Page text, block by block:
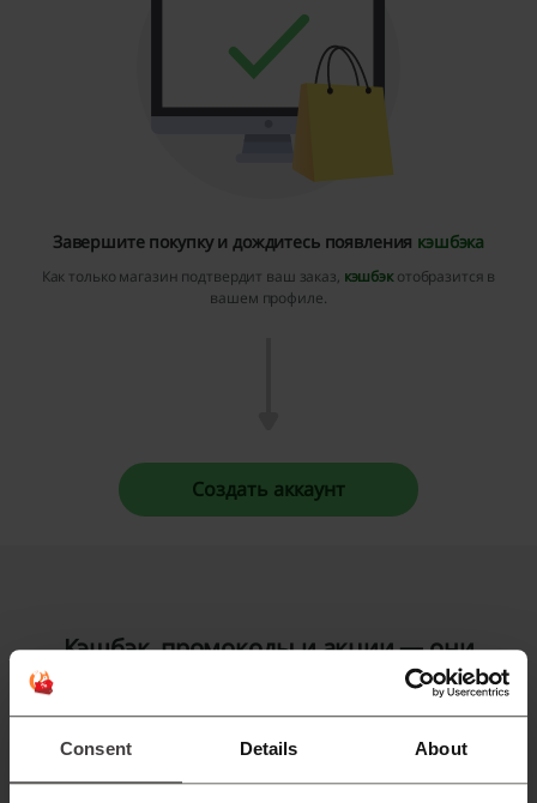
Consent Details About
Завершите покупку и дождитесь появления кэшбэка
Как только магазин подтвердит ваш заказ, кэшбэкотобразится в
вашем профиле.
Создать аккаунт
Кэшбэк, промокоды и акции — они
Вот пользователи, которые уже убедились в этом: